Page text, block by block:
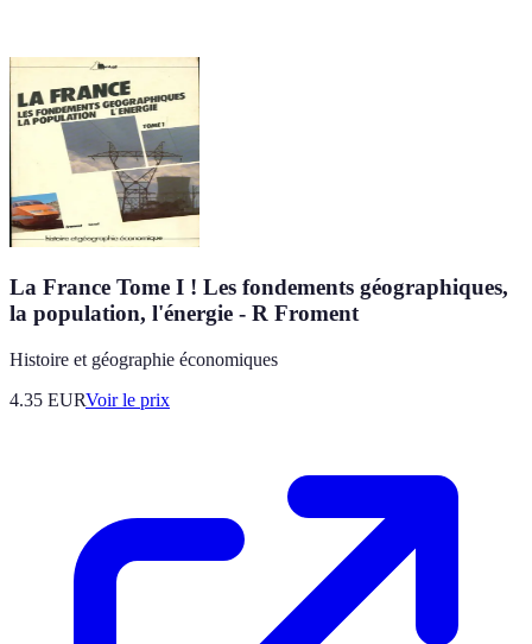
La France Tome I ! Les fondements géographiques,
la population, l'énergie - R Froment
Histoire et géographie économiques
4.35 EURVoir le prix